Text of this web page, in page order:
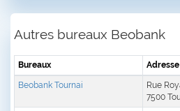
Autres bureaux Beobank
Bureaux Adresse
Beobank Tournai
Rue
7500